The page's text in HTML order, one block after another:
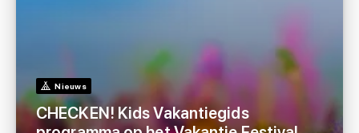
Nieuws
CHECKEN! Kids Vakantiegids